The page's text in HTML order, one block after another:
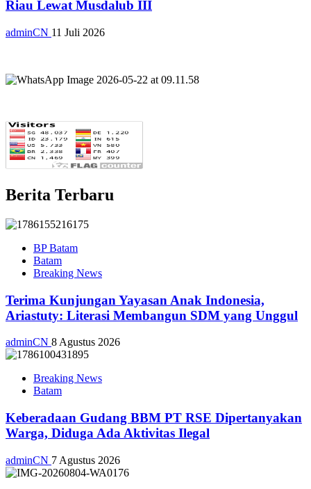
Riau Lewat Musdalub III
adminCN 11 Juli 2026
Berita Terbaru
BP Batam
Batam
Breaking News
Terima Kunjungan Yayasan Anak Indonesia,
Ariastuty: Literasi Membangun SDM yang Unggul
adminCN 8 Agustus 2026
Breaking News
Batam
Keberadaan Gudang BBM PT RSE Dipertanyakan
Warga, Diduga Ada Aktivitas Ilegal
adminCN 7 Agustus 2026